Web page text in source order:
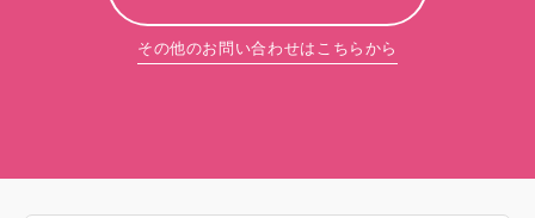
その他のお問い合わせはこちらから